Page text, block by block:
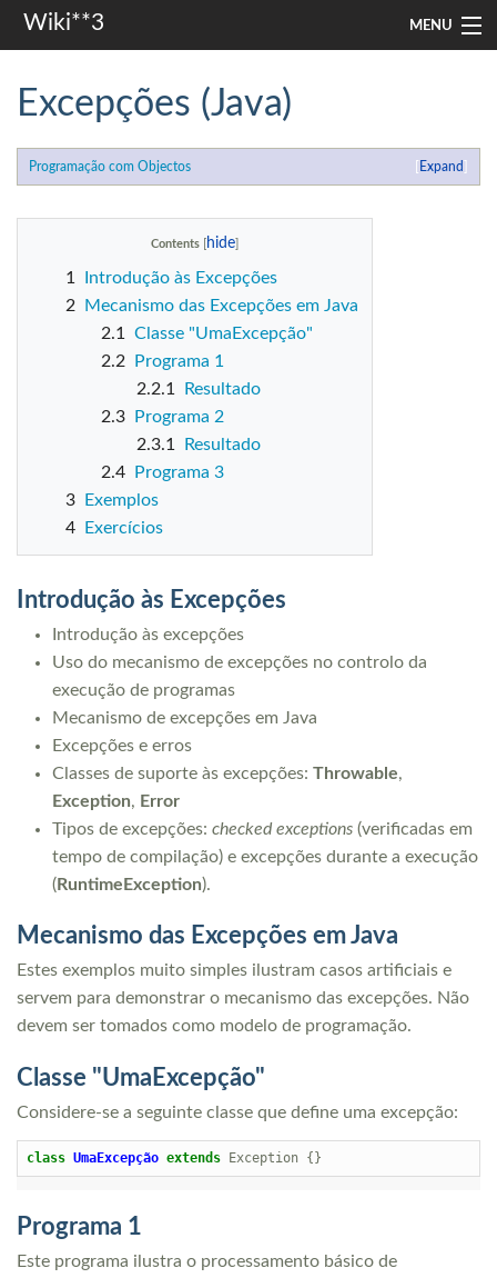
Wiki**3 MENU
investigação
misc
Search
Excepções (Java)
Expand
Programação com Objectos
Contents
1
Introdução às Excepções
2
Mecanismo das Excepções em Java
2.1
Classe "UmaExcepção"
2.2
Programa 1
2.2.1
Resultado
2.3
Programa 2
2.3.1
Resultado
2.4
Programa 3
3
Exemplos
4
Exercícios
Introdução às Excepções
Introdução às excepções
Uso do mecanismo de excepções no controlo da
execução de programas
Mecanismo de excepções em Java
Excepções e erros
Classes de suporte às excepções: Throwable,
Exception, Error
Tipos de excepções: checked exceptions (verificadas em
tempo de compilação) e excepções durante a execução
(RuntimeException).
Mecanismo das Excepções em Java
Estes exemplos muito simples ilustram casos artificiais e
servem para demonstrar o mecanismo das excepções. Não
devem ser tomados como modelo de programação.
Classe "UmaExcepção"
Considere-se a seguinte classe que define uma excepção:
class UmaExcepção extends Exception {}
Programa 1
Este programa ilustra o processamento básico de